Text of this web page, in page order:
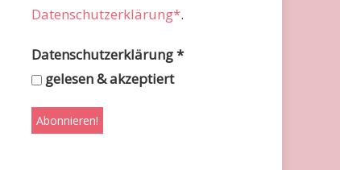
Datenschutzerklärung*.
Datenschutzerklärung*
gelesen & akzeptiert